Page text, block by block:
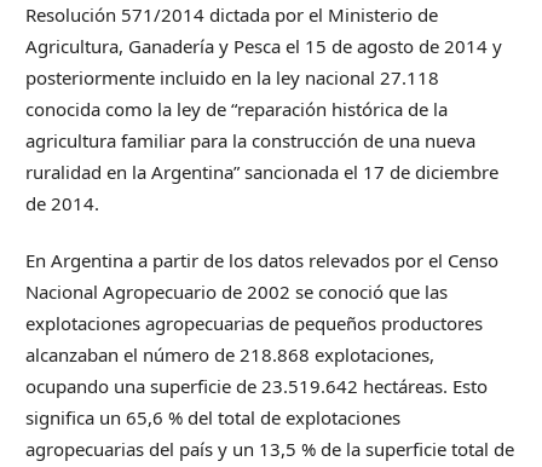
Resolución 571/2014 dictada por el Ministerio de
Agricultura, Ganadería y Pesca el 15 de agosto de 2014 y
posteriormente incluido en la ley nacional 27.118
conocida como la ley de “reparación histórica de la
agricultura familiar para la construcción de una nueva
ruralidad en la Argentina” sancionada el 17 de diciembre
de 2014.
En Argentina a partir de los datos relevados por el Censo
Nacional Agropecuario de 2002 se conoció que las
explotaciones agropecuarias de pequeños productores
alcanzaban el número de 218.868 explotaciones,
ocupando una superficie de 23.519.642 hectáreas. Esto
significa un 65,6 % del total de explotaciones
agropecuarias del país y un 13,5 % de la superficie total de